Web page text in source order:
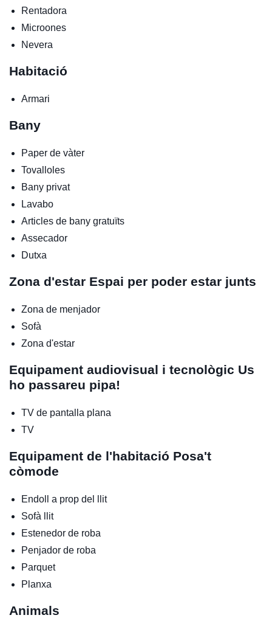
Rentadora
Microones
Nevera
Habitació
Armari
Bany
Paper de vàter
Tovalloles
Bany privat
Lavabo
Articles de bany gratuïts
Assecador
Dutxa
Zona d'estar Espai per poder estar junts
Zona de menjador
Sofà
Zona d'estar
Equipament audiovisual i tecnològic Us
ho passareu pipa!
TV de pantalla plana
TV
Equipament de l'habitació Posa't
còmode
Endoll a prop del llit
Sofà llit
Estenedor de roba
Penjador de roba
Parquet
Planxa
Animals